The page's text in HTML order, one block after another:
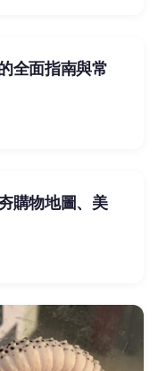
全面指南與常
購物地圖、美